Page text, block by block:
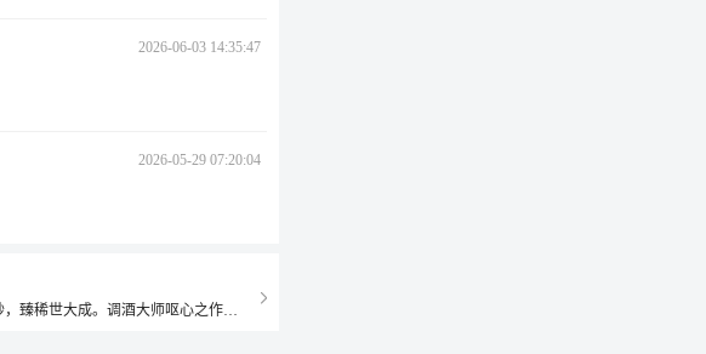
2026-06-03 14:35:47
2026-05-29 07:20:04
“酱香传世、岁月永恒”。经历漫长神秘的修炼，参天地玄妙，臻稀世大成。调酒大师呕心之作，天赋殊绝气质，藏诸于心却不经意流露于形。独创酱色陶瓷瓶身，包装暗合中西文化特色，尽显王者至尊之风范。此酒产于茅台镇，中国中药龙头企业天士力集团也在茅台镇核心产区投入巨资，打造了酱酒实力品牌国台酒。经过十年磨一剑的厚积薄发，国台酒大曲酱香年产能已经达到3000吨，储藏老酒近万吨，产能已经进入行业五强，一跃成为酱酒家族中的主流品牌！